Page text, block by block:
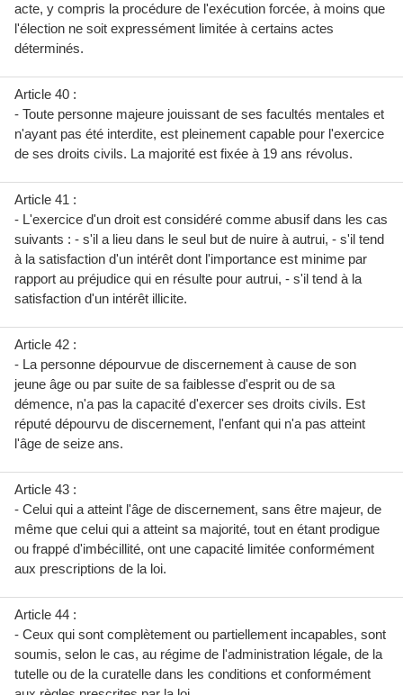
acte, y compris la procédure de l'exécution forcée, à moins que
l'élection ne soit expressément limitée à certains actes
déterminés.
Article 40 :
- Toute personne majeure jouissant de ses facultés mentales et
n'ayant pas été interdite, est pleinement capable pour l'exercice
de ses droits civils. La majorité est fixée à 19 ans révolus.
Article 41 :
- L'exercice d'un droit est considéré comme abusif dans les cas
suivants : - s'il a lieu dans le seul but de nuire à autrui, - s'il tend
à la satisfaction d'un intérêt dont l'importance est minime par
rapport au préjudice qui en résulte pour autrui, - s'il tend à la
satisfaction d'un intérêt illicite.
Article 42 :
- La personne dépourvue de discernement à cause de son
jeune âge ou par suite de sa faiblesse d'esprit ou de sa
démence, n'a pas la capacité d'exercer ses droits civils. Est
réputé dépourvu de discernement, l'enfant qui n'a pas atteint
l'âge de seize ans.
Article 43 :
- Celui qui a atteint l'âge de discernement, sans être majeur, de
même que celui qui a atteint sa majorité, tout en étant prodigue
ou frappé d'imbécillité, ont une capacité limitée conformément
aux prescriptions de la loi.
Article 44 :
- Ceux qui sont complètement ou partiellement incapables, sont
soumis, selon le cas, au régime de l'administration légale, de la
tutelle ou de la curatelle dans les conditions et conformément